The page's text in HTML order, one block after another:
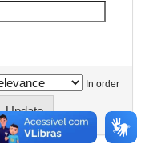
In order